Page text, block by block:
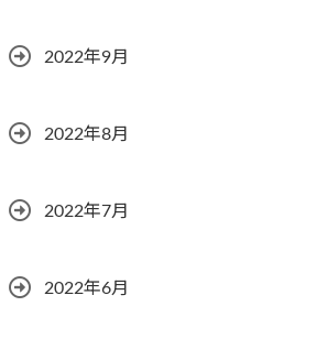
2022年9月
2022年8月
2022年7月
2022年6月